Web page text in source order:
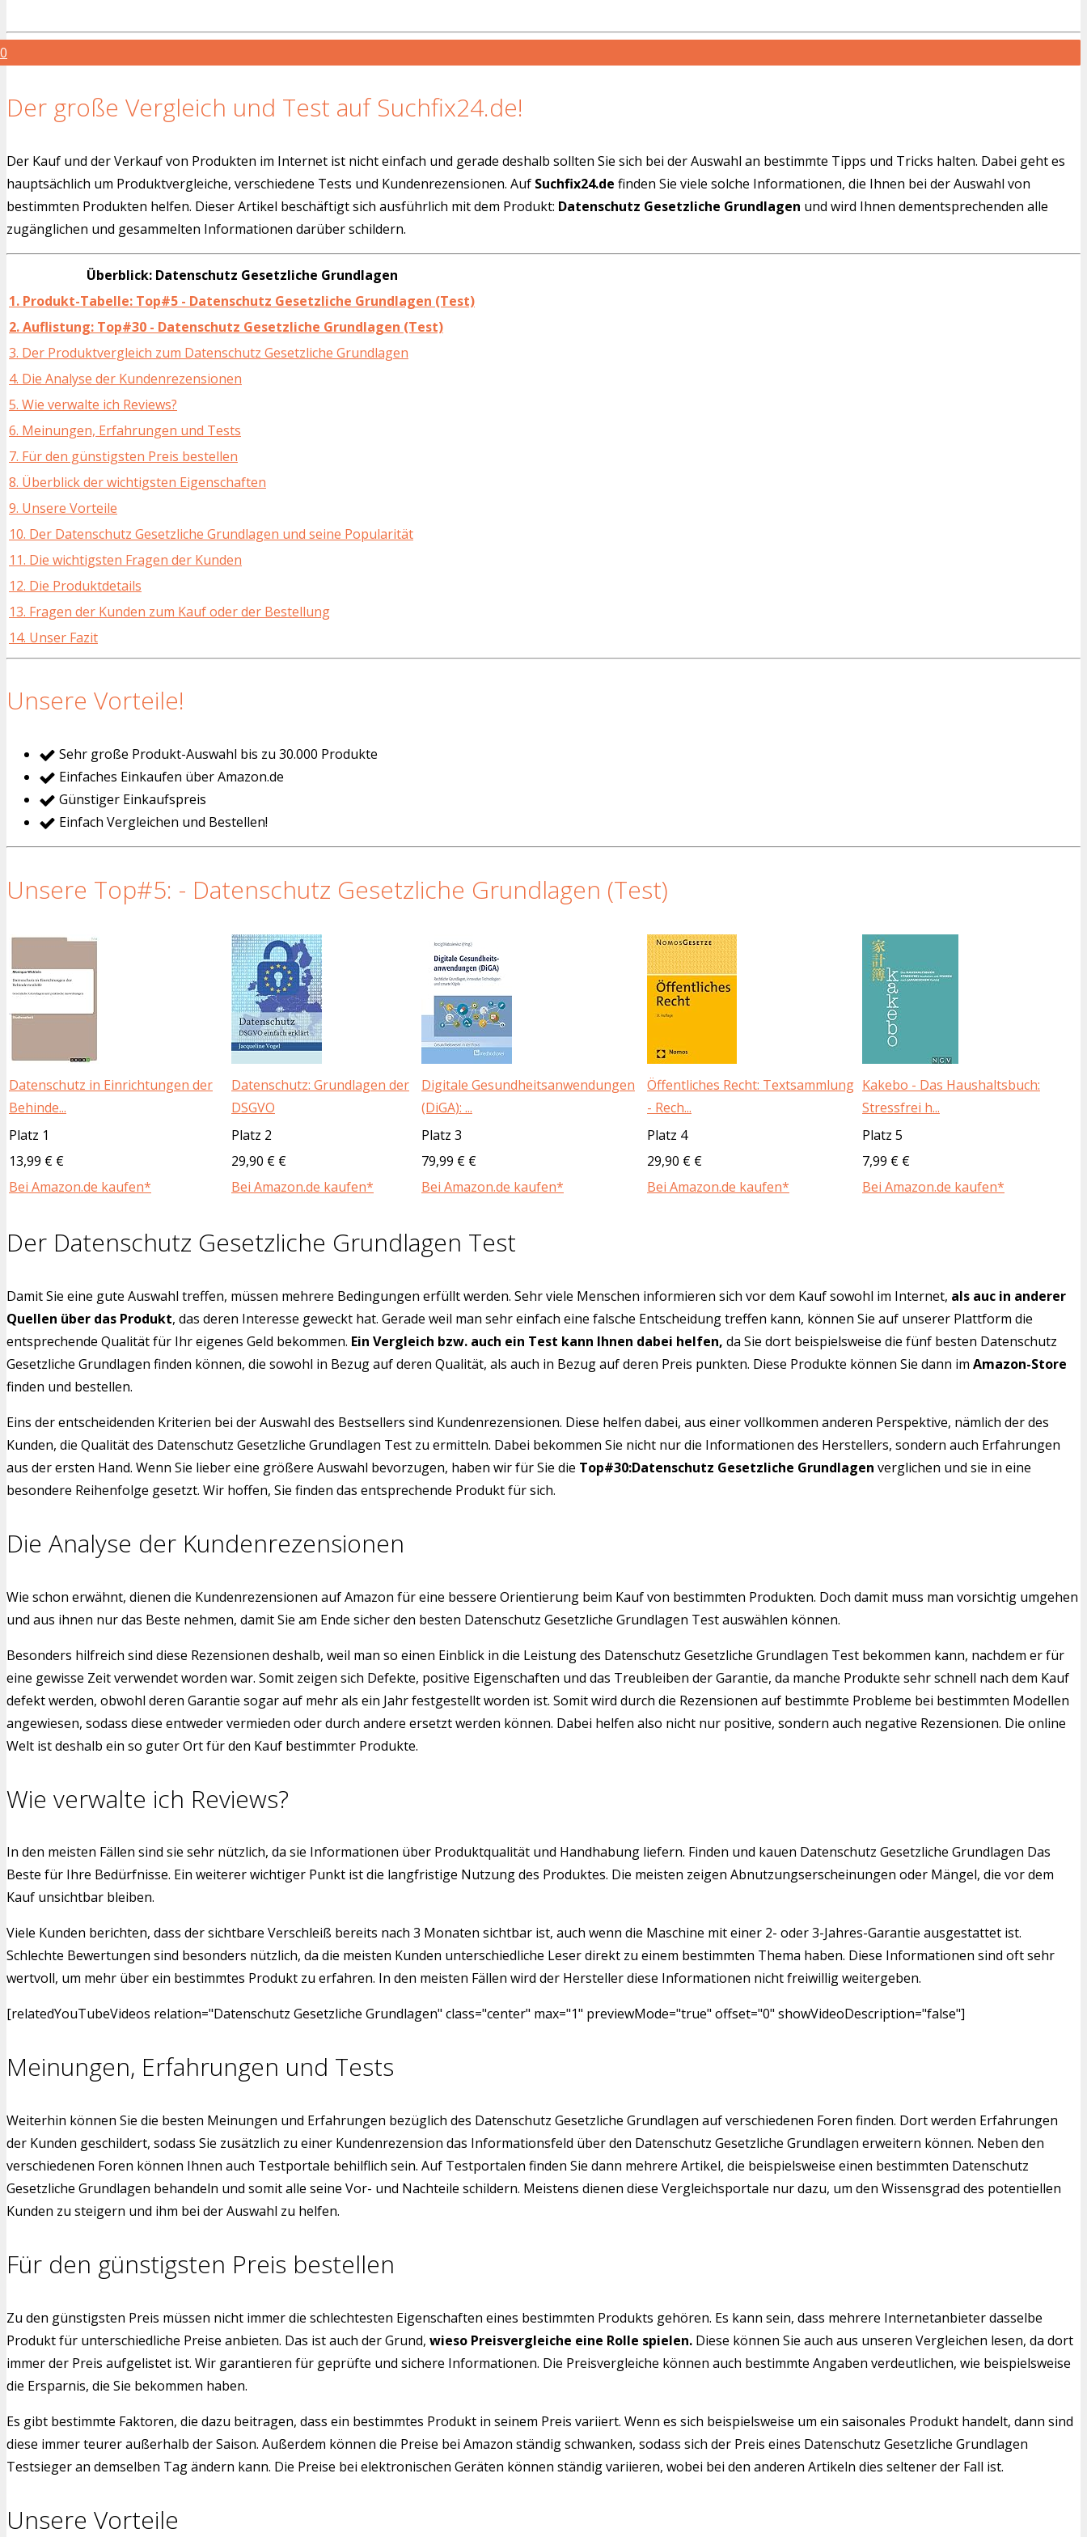
Der große Vergleich und Test auf Suchfix24.de!
Der Kauf und der Verkauf von Produkten im Internet ist nicht einfach und gerade deshalb sollten Sie sich bei der Auswahl an bestimmte Tipps und Tricks halten. Dabei geht es
hauptsächlich um Produktvergleiche, verschiedene Tests und Kundenrezensionen. Auf Suchfix24.de finden Sie viele solche Informationen, die Ihnen bei der Auswahl von
bestimmten Produkten helfen. Dieser Artikel beschäftigt sich ausführlich mit dem Produkt: Datenschutz Gesetzliche Grundlagen und wird Ihnen dementsprechenden alle
zugänglichen und gesammelten Informationen darüber schildern.
Überblick: Datenschutz Gesetzliche Grundlagen
1. Produkt-Tabelle: Top#5 - Datenschutz Gesetzliche Grundlagen (Test)
2. Auflistung: Top#30 - Datenschutz Gesetzliche Grundlagen (Test)
3. Der Produktvergleich zum Datenschutz Gesetzliche Grundlagen
4. Die Analyse der Kundenrezensionen
5. Wie verwalte ich Reviews?
6. Meinungen, Erfahrungen und Tests
7. Für den günstigsten Preis bestellen
8. Überblick der wichtigsten Eigenschaften
9. Unsere Vorteile
10. Der Datenschutz Gesetzliche Grundlagen und seine Popularität
11. Die wichtigsten Fragen der Kunden
12. Die Produktdetails
13. Fragen der Kunden zum Kauf oder der Bestellung
14. Unser Fazit
Unsere Vorteile!
Sehr große Produkt-Auswahl bis zu 30.000 Produkte
Einfaches Einkaufen über Amazon.de
Günstiger Einkaufspreis
Einfach Vergleichen und Bestellen!
Unsere Top#5: - Datenschutz Gesetzliche Grundlagen (Test)
Datenschutz in Einrichtungen der
Behinde...
Datenschutz: Grundlagen der
DSGVO
Digitale Gesundheitsanwendungen
(DiGA): ...
Öffentliches Recht: Textsammlung
- Rech...
Kakebo - Das Haushaltsbuch:
Stressfrei h...
Platz 1
Platz 2 Platz 3 Platz 4
Platz 5
13,99 € €
29,90 € € 79,99 € € 29,90 € €
7,99 € €
Bei Amazon.de kaufen*
Bei Amazon.de kaufen* Bei Amazon.de kaufen* Bei Amazon.de kaufen* Bei Amazon.de kaufen*
Der Datenschutz Gesetzliche Grundlagen Test
Damit Sie eine gute Auswahl treffen, müssen mehrere Bedingungen erfüllt werden. Sehr viele Menschen informieren sich vor dem Kauf sowohl im Internet, als auc in anderer
Quellen über das Produkt, das deren Interesse geweckt hat. Gerade weil man sehr einfach eine falsche Entscheidung treffen kann, können Sie auf unserer Plattform die
entsprechende Qualität für Ihr eigenes Geld bekommen. Ein Vergleich bzw. auch ein Test kann Ihnen dabei helfen, da Sie dort beispielsweise die fünf besten Datenschutz
Gesetzliche Grundlagen finden können, die sowohl in Bezug auf deren Qualität, als auch in Bezug auf deren Preis punkten. Diese Produkte können Sie dann im Amazon-Store
finden und bestellen.
Eins der entscheidenden Kriterien bei der Auswahl des Bestsellers sind Kundenrezensionen. Diese helfen dabei, aus einer vollkommen anderen Perspektive, nämlich der des
Kunden, die Qualität des Datenschutz Gesetzliche Grundlagen Test zu ermitteln. Dabei bekommen Sie nicht nur die Informationen des Herstellers, sondern auch Erfahrungen
aus der ersten Hand. Wenn Sie lieber eine größere Auswahl bevorzugen, haben wir für Sie die Top#30:Datenschutz Gesetzliche Grundlagen verglichen und sie in eine
besondere Reihenfolge gesetzt. Wir hoffen, Sie finden das entsprechende Produkt für sich.
Die Analyse der Kundenrezensionen
Wie schon erwähnt, dienen die Kundenrezensionen auf Amazon für eine bessere Orientierung beim Kauf von bestimmten Produkten. Doch damit muss man vorsichtig umgehen
und aus ihnen nur das Beste nehmen, damit Sie am Ende sicher den besten Datenschutz Gesetzliche Grundlagen Test auswählen können.
Besonders hilfreich sind diese Rezensionen deshalb, weil man so einen Einblick in die Leistung des Datenschutz Gesetzliche Grundlagen Test bekommen kann, nachdem er für
eine gewisse Zeit verwendet worden war. Somit zeigen sich Defekte, positive Eigenschaften und das Treubleiben der Garantie, da manche Produkte sehr schnell nach dem Kauf
defekt werden, obwohl deren Garantie sogar auf mehr als ein Jahr festgestellt worden ist. Somit wird durch die Rezensionen auf bestimmte Probleme bei bestimmten Modellen
angewiesen, sodass diese entweder vermieden oder durch andere ersetzt werden können. Dabei helfen also nicht nur positive, sondern auch negative Rezensionen. Die online
Welt ist deshalb ein so guter Ort für den Kauf bestimmter Produkte.
Wie verwalte ich Reviews?
In den meisten Fällen sind sie sehr nützlich, da sie Informationen über Produktqualität und Handhabung liefern. Finden und kauen Datenschutz Gesetzliche Grundlagen Das
Beste für Ihre Bedürfnisse. Ein weiterer wichtiger Punkt ist die langfristige Nutzung des Produktes. Die meisten zeigen Abnutzungserscheinungen oder Mängel, die vor dem
Kauf unsichtbar bleiben.
Viele Kunden berichten, dass der sichtbare Verschleiß bereits nach 3 Monaten sichtbar ist, auch wenn die Maschine mit einer 2- oder 3-Jahres-Garantie ausgestattet ist.
Schlechte Bewertungen sind besonders nützlich, da die meisten Kunden unterschiedliche Leser direkt zu einem bestimmten Thema haben. Diese Informationen sind oft sehr
wertvoll, um mehr über ein bestimmtes Produkt zu erfahren. In den meisten Fällen wird der Hersteller diese Informationen nicht freiwillig weitergeben.
[relatedYouTubeVideos relation="Datenschutz Gesetzliche Grundlagen" class="center" max="1" previewMode="true" offset="0" showVideoDescription="false"]
Meinungen, Erfahrungen und Tests
Weiterhin können Sie die besten Meinungen und Erfahrungen bezüglich des Datenschutz Gesetzliche Grundlagen auf verschiedenen Foren finden. Dort werden Erfahrungen
der Kunden geschildert, sodass Sie zusätzlich zu einer Kundenrezension das Informationsfeld über den Datenschutz Gesetzliche Grundlagen erweitern können. Neben den
verschiedenen Foren können Ihnen auch Testportale behilflich sein. Auf Testportalen finden Sie dann mehrere Artikel, die beispielsweise einen bestimmten Datenschutz
Gesetzliche Grundlagen behandeln und somit alle seine Vor- und Nachteile schildern. Meistens dienen diese Vergleichsportale nur dazu, um den Wissensgrad des potentiellen
Kunden zu steigern und ihm bei der Auswahl zu helfen.
Für den günstigsten Preis bestellen
Zu den günstigsten Preis müssen nicht immer die schlechtesten Eigenschaften eines bestimmten Produkts gehören. Es kann sein, dass mehrere Internetanbieter dasselbe
Produkt für unterschiedliche Preise anbieten. Das ist auch der Grund, wieso Preisvergleiche eine Rolle spielen. Diese können Sie auch aus unseren Vergleichen lesen, da dort
immer der Preis aufgelistet ist. Wir garantieren für geprüfte und sichere Informationen. Die Preisvergleiche können auch bestimmte Angaben verdeutlichen, wie beispielsweise
die Ersparnis, die Sie bekommen haben.
Es gibt bestimmte Faktoren, die dazu beitragen, dass ein bestimmtes Produkt in seinem Preis variiert. Wenn es sich beispielsweise um ein saisonales Produkt handelt, dann sind
diese immer teurer außerhalb der Saison. Außerdem können die Preise bei Amazon ständig schwanken, sodass sich der Preis eines Datenschutz Gesetzliche Grundlagen
Testsieger an demselben Tag ändern kann. Die Preise bei elektronischen Geräten können ständig variieren, wobei bei den anderen Artikeln dies seltener der Fall ist.
Unsere Vorteile